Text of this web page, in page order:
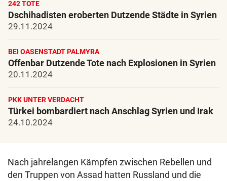
242 TOTE
Dschihadisten eroberten Dutzende Städte in Syrien
29.11.2024
BEI OASENSTADT PALMYRA
Offenbar Dutzende Tote nach Explosionen in Syrien
20.11.2024
PKK UNTER VERDACHT
Türkei bombardiert nach Anschlag Syrien und Irak
24.10.2024
Nach jahrelangen Kämpfen zwischen Rebellen und
den Truppen von Assad hatten Russland und die